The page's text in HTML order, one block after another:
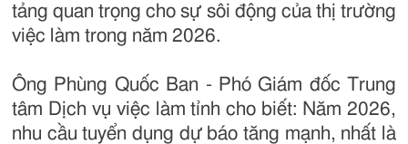
tảng quan trọng cho sự sôi động của thị trường
việc làm trong năm 2026.
Ông Phùng Quốc Ban - Phó Giám đốc Trung
tâm Dịch vụ việc làm tỉnh cho biết: Năm 2026,
nhu cầu tuyển dụng dự báo tăng mạnh, nhất là